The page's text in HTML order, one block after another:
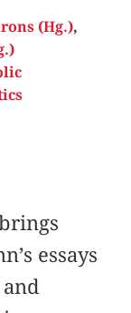
(Hg.),
essays